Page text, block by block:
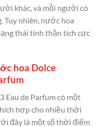
khác, và mỗi người có
Tuy nhiên, nước hoa
thái tinh thần tích cực
hoa Dolce
Eau de Parfum có một
hợp cho nhiều thời
đây là một số thời điểm